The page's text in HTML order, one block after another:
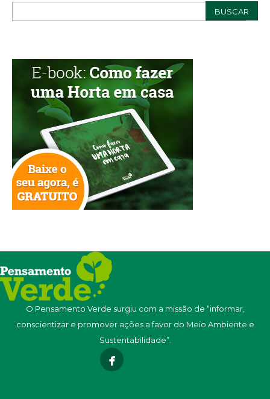
O Pensamento Verde surgiu com a missão de “informar,
conscientizar e promover ações a favor do Meio Ambiente e
Sustentabilidade”.